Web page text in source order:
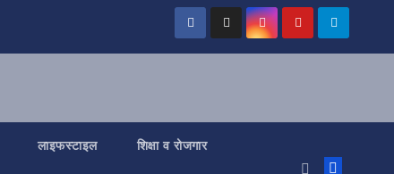
लाइफस्टाइल शिक्षा व रोजगार